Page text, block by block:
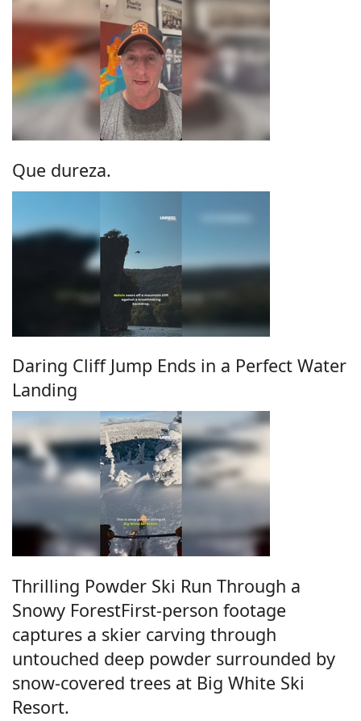
Que dureza.
Daring Cliff Jump Ends in a Perfect Water
Landing
Thrilling Powder Ski Run Through a
Snowy ForestFirst-person footage
captures a skier carving through
untouched deep powder surrounded by
snow-covered trees at Big White Ski
Resort.